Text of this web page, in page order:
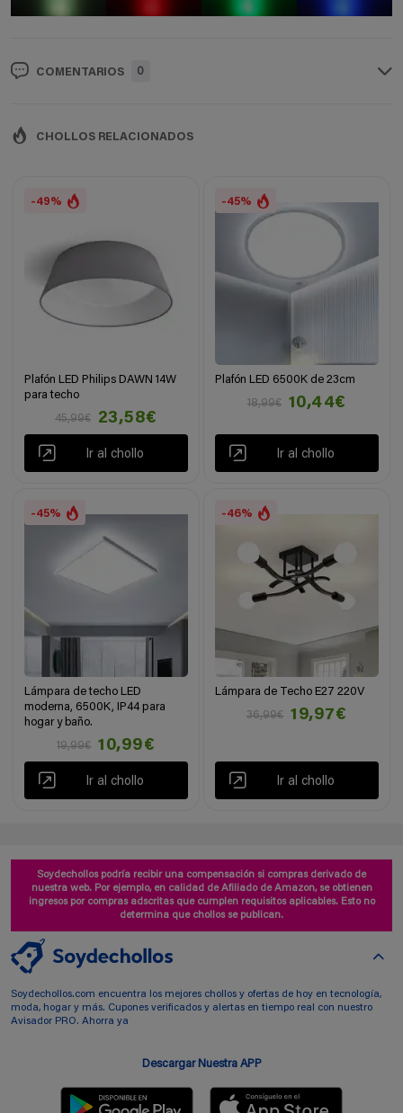
COMENTARIOS 0
CHOLLOS RELACIONADOS
-49%
Plafón LED Philips DAWN 14W
para techo
45,99€
23,58€
Ir al chollo
-45%
Plafón LED 6500K de 23cm
18,99€
10,44€
Ir al chollo
-45%
Lámpara de techo LED
moderna, 6500K, IP44 para
hogar y baño.
19,99€
10,99€
Ir al chollo
-46%
Lámpara de Techo E27 220V
36,99€
19,97€
Ir al chollo
Soydechollos podría recibir una compensación si compras derivado de
nuestra web. Por ejemplo, en calidad de Afiliado de Amazon, se obtienen
ingresos por compras adscritas que cumplen requisitos aplicables. Esto no
determina que chollos se publican.
Soydechollos.com encuentra los mejores chollos y ofertas de hoy en tecnología,
moda, hogar y más. Cupones verificados y alertas en tiempo real con nuestro
Avisador PRO. Ahorra ya
Descargar Nuestra APP